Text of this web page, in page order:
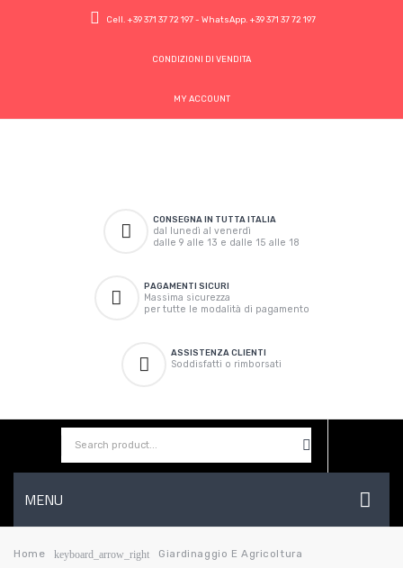
Cell. +39 371 37 72 197- WhatsApp. +39 371 37 72 197
CONDIZIONI DI VENDITA
MY ACCOUNT
CONSEGNA IN TUTTA ITALIA
dal lunedì al venerdì
dalle 9 alle 13 e dalle 15 alle 18
PAGAMENTI SICURI
Massima sicurezza
per tutte le modalità di pagamento
ASSISTENZA CLIENTI
Soddisfatti o rimborsati
MENU
HOME
Home keyboard_arrow_right Giardinaggio E Agricoltura